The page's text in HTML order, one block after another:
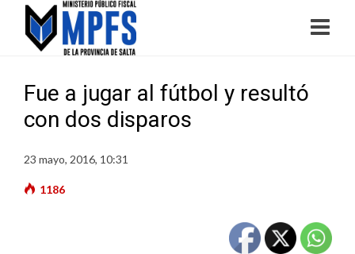
Fue a jugar al fútbol y resultó
con dos disparos
23 mayo, 2016, 10:31
1186